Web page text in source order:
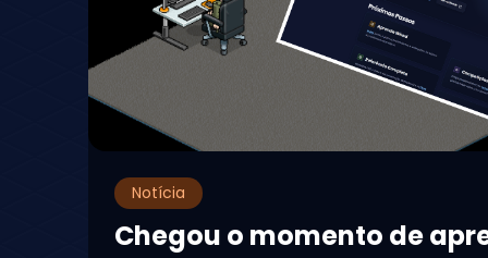
Notícia
Chegou o momento de